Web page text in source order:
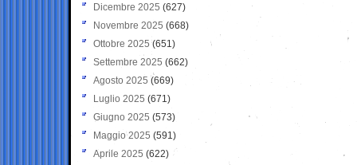
Dicembre 2025 (627)
Novembre 2025 (668)
Ottobre 2025 (651)
Settembre 2025 (662)
Agosto 2025 (669)
Luglio 2025 (671)
Giugno 2025 (573)
Maggio 2025 (591)
Aprile 2025 (622)